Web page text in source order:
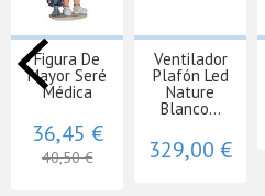
Figura De
Mayor Seré
Médica
36,45 €
40,50 €
Ventilador
Plafón Led
Nature
Blanco...
329,00 €